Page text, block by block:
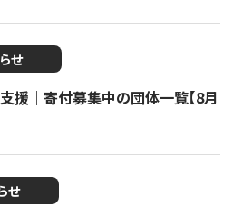
せ
援｜寄付募集中の団体一覧【8月
せ